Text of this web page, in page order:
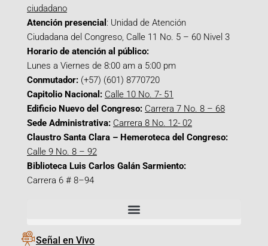
ciudadano
Atención presencial : Unidad de Atención
Ciudadana del Congreso, Calle 11 No. 5 – 60 Nivel 3
Horario de atención al público:
Lunes a Viernes de 8:00 am a 5:00 pm
Conmutador: (+57) (601) 8770720
Capitolio Nacional: Calle 10 No. 7- 51
Edificio Nuevo del Congreso: Carrera 7 No. 8 – 68
Sede Administrativa: Carrera 8 No. 12- 02
Claustro Santa Clara – Hemeroteca del Congreso:
Calle 9 No. 8 – 92
Biblioteca Luis Carlos Galán Sarmiento:
Carrera 6 # 8–94
Señal en Vivo